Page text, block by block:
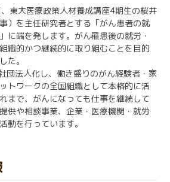
語
English
어
简体中文
中文
東大医療政策人材養成講座4期生の桜井
）を主任研究者とする「がん患者の就
に端を発します。がん罹患後の就労・
織的かつ継続的に取り組むことを目的
た。
団法人化し、働き盛りのがん経験者・家
トワークの全国組織として本格的に活
まで、がんになっても仕事を継続して
供や相談事業、企業・医療機関・就労
動を行っています。